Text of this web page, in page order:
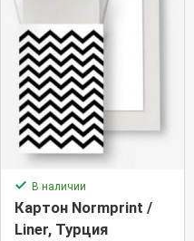
В наличии
Картон Normprint /
Liner, Турция